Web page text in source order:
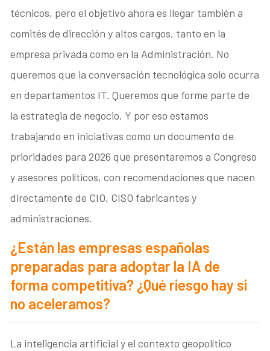
técnicos, pero el objetivo ahora es llegar también a
comités de dirección y altos cargos, tanto en la
empresa privada como en la Administración. No
queremos que la conversación tecnológica solo ocurra
en departamentos IT. Queremos que forme parte de
la estrategia de negocio. Y por eso estamos
trabajando en iniciativas como un documento de
prioridades para 2026 que presentaremos a Congreso
y asesores políticos, con recomendaciones que nacen
directamente de CIO, CISO fabricantes y
administraciones.
¿Están las empresas españolas
preparadas para adoptar la IA de
forma competitiva? ¿Qué riesgo hay si
no aceleramos?
La inteligencia artificial y el contexto geopolítico